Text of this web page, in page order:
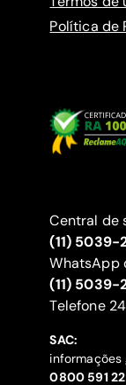
Política de
Central de
(11) 5039-
WhatsApp
(11) 5039-
‍Telefone
SAC:
informações
‍0800 591